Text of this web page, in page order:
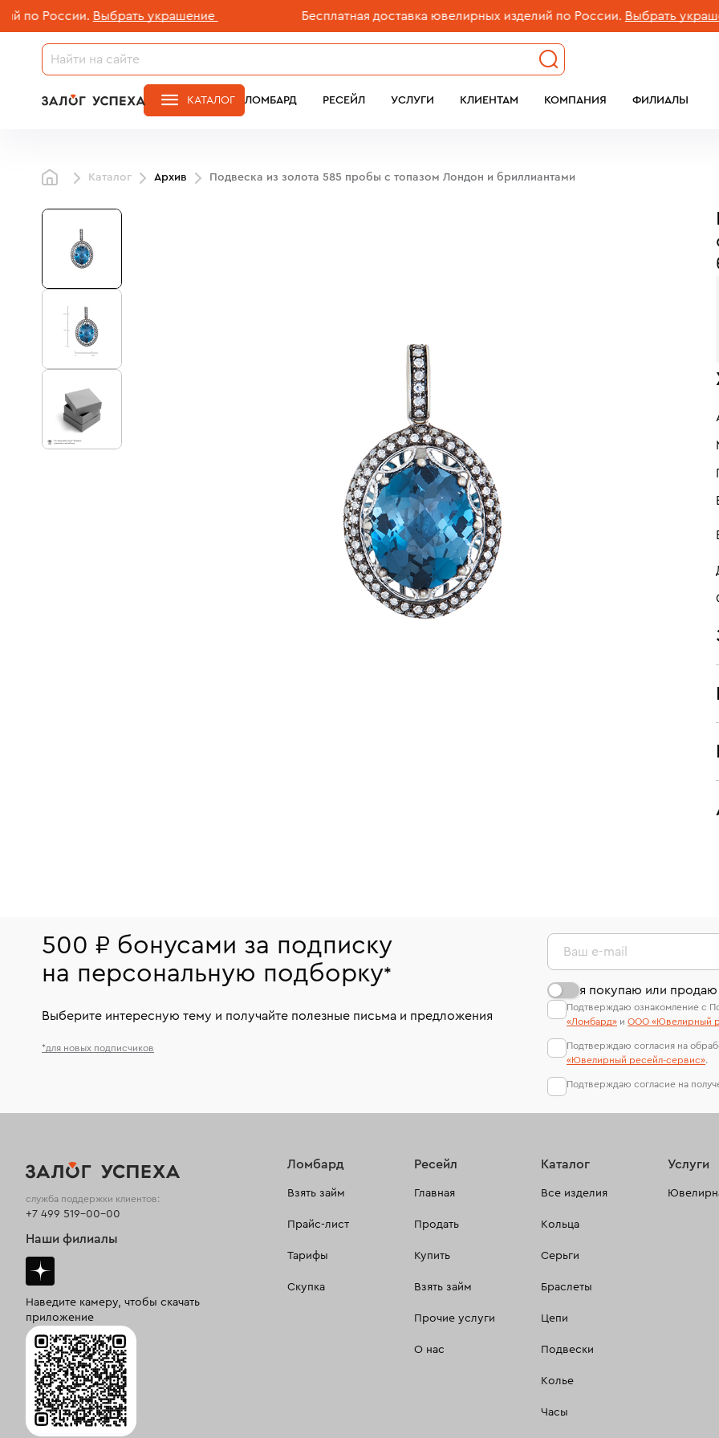
России. Выбрать украшение Бесплатная доставка ювелирных изделий по России. Выбрать украшение
ЛОМБАРД РЕСЕЙЛ УСЛУГИ КЛИЕНТАМ КОМПАНИЯ ФИЛИАЛЫ
КАТАЛОГ
Каталог Архив Подвеска из золота 585 пробы c топазом Лондон и бриллиантами
500 ₽ бонусами за подписку
на персональную подборку*
Выберите интересную тему и получайте полезные письма и предложения
*для новых подписчиков
Ваш e-mail
я покупаю или
Подтверждаю ознакомление с
«Ломбард» и ООО «Ювелирный
Подтверждаю согласия на
«Ювелирный ресейл-сервиc».
Подтверждаю согласие на
Ломбард
Взять займ
Прайс-лист
Тарифы
Скупка
Ресейл
Главная
Продать
Купить
Взять займ
Прочие услуги
О нас
Каталог
Все изделия
Кольца
Серьги
Браслеты
Цепи
Подвески
Колье
Часы
Услуги
служба поддержки клиентов:
+7 499 519-00-00
Наши филиалы
Наведите камеру, чтобы скачать
приложение